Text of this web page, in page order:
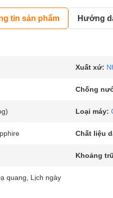
tin sản phẩm Hướng
Xuất xứ:
Chống
Loại máy:
Chất liệu
Khoảng
quang, Lịch ngày